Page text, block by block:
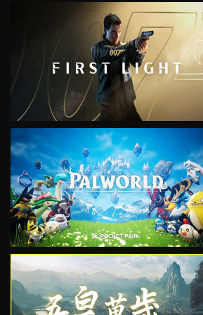
VIEW
VIEW
VIEW